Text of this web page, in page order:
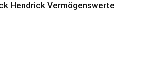
Hendrick Vermögenswerte